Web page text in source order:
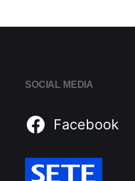
SOCIAL MEDIA
Facebook